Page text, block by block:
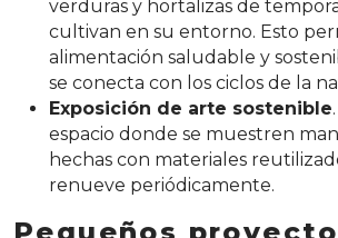
verduras y hortalizas de
cultivan en su entorno. Esto
alimentación saludable y
se conecta con los ciclos de la
Exposición de arte sostenible
espacio donde se muestren
hechas con materiales
renueve periódicamente.